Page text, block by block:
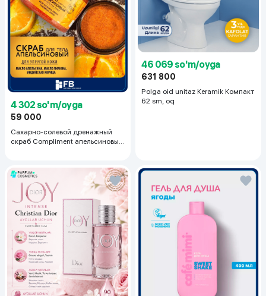
4 302 so'm/oyga
59 000
Сахарно-солевой дренажный
скраб Compliment апельсиновый
46 069 so'm/oyga
631 800
Polga oid unitaz Keramik Компакт
62 sm, oq